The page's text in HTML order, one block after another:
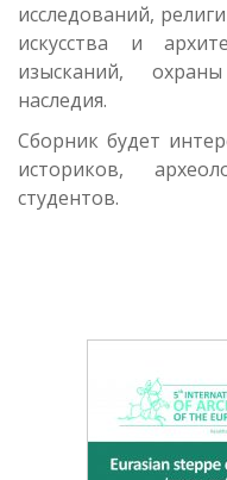
исследований,
искусства и
изысканий,
наследия.
Сборник будет
историков,
студентов.